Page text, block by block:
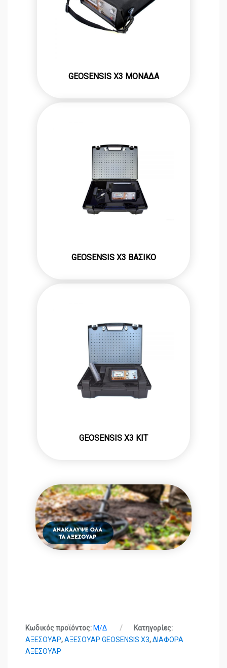
GEOSENSIS X3 ΜΟΝΑΔΑ
GEOSENSIS X3 ΒΑΣΙΚΟ
GEOSENSIS X3 KIT
Κωδικός προϊόντος: Μ/Δ
Κατηγορίες:
ΑΞΕΣΟΥΑΡ,ΑΞΕΣΟΥΑΡ GEOSENSIS X3,ΔΙΑΦΟΡΑ
ΑΞΕΣΟΥΑΡ